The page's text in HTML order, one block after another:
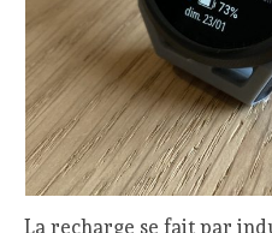
La recharge se fait par